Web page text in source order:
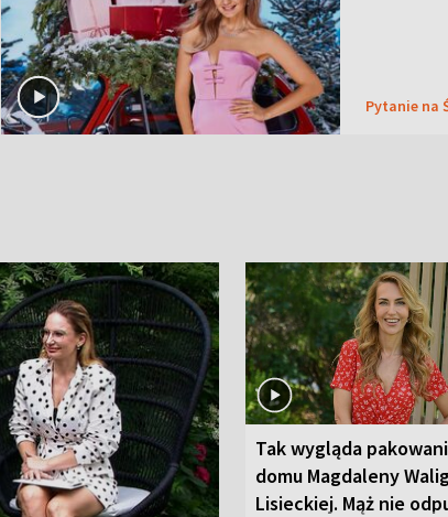
Pytanie na
Tak wygląda
domu Magdaleny
Lisieckiej. Mąż nie